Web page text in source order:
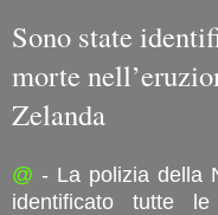
Sono state
morte
Zelanda
@ - La polizia della
identificato tutte le